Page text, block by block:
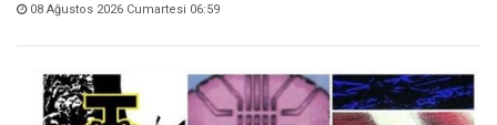
08 Ağustos 2026 Cumartesi 06:59